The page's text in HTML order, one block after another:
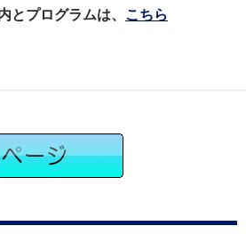
とプログラムは、 こちら